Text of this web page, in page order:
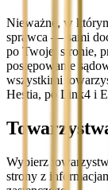
Nieważne, w
sprawca — sami
po Twojej stronie,
postępowanie
wszystkimi
Hestia, po Link4 i
Wybierz
strony z